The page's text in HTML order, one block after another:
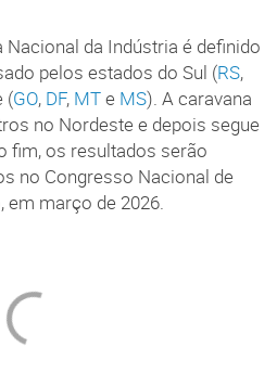
Nacional da Indústria é definido
pelos estados do Sul (RS,
(GO, DF, MTe MS). A caravana
no Nordeste e depois segue
fim, os resultados serão
no Congresso Nacional de
em março de 2026.